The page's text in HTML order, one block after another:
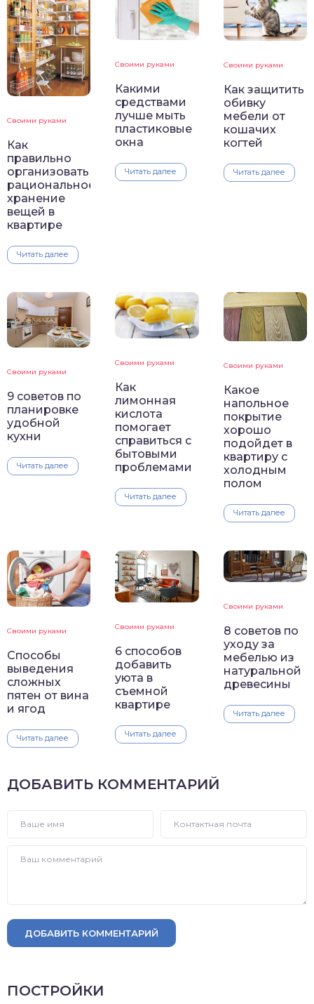
Своими руками
Как
правильно
организовать
рациональное
хранение
вещей в
квартире
Читать далее
Своими руками
Какими
средствами
лучше мыть
пластиковые
окна
Читать далее
Своими руками
Как защитить
обивку
мебели от
кошачих
когтей
Читать далее
Своими руками
9 советов по
планировке
удобной
кухни
Читать далее
Своими руками
Как
лимонная
кислота
помогает
справиться с
бытовыми
проблемами
Читать далее
Своими руками
Какое
напольное
покрытие
хорошо
подойдет в
квартиру с
холодным
полом
Читать далее
Своими руками
Способы
выведения
сложных
пятен от вина
и ягод
Читать далее
Своими руками
6 способов
добавить
уюта в
съемной
квартире
Читать далее
Своими руками
8 советов по
уходу за
мебелью из
натуральной
древесины
Читать далее
ДОБАВИТЬ КОММЕНТАРИЙ
ДОБАВИТЬ КОММЕНТАРИЙ
ПОСТРОЙКИ